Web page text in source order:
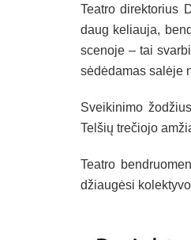
Teatro direktorius
daug keliauja,
scenoje – tai
sėdėdamas salėje
Sveikinimo
Telšių trečiojo
Teatro
džiaugėsi